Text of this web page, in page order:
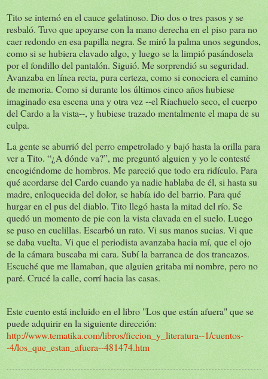
Tito se internó en el cauce gelatinoso. Dio dos o tres pasos y se
resbaló. Tuvo que apoyarse con la mano derecha en el piso para no
caer redondo en esa papilla negra. Se miró la palma unos segundos,
como si se hubiera clavado algo, y luego se la limpió pasándosela
por el fondillo del pantalón. Siguió. Me sorprendió su seguridad.
Avanzaba en línea recta, pura certeza, como si conociera el camino
de memoria. Como si durante los últimos cinco años hubiese
imaginado esa escena una y otra vez --el Riachuelo seco, el cuerpo
del Cardo a la vista--, y hubiese trazado mentalmente el mapa de su
culpa.
La gente se aburrió del perro empetrolado y bajó hasta la orilla para
ver a Tito. “¿A dónde va?”, me preguntó alguien y yo le contesté
encogiéndome de hombros. Me pareció que todo era ridículo. Para
qué acordarse del Cardo cuando ya nadie hablaba de él, si hasta su
madre, enloquecida del dolor, se había ido del barrio. Para qué
hurgar en el pus del diablo. Tito llegó hasta la mitad del río. Se
quedó un momento de pie con la vista clavada en el suelo. Luego
se puso en cuclillas. Escarbó un rato. Vi sus manos sucias. Vi que
se daba vuelta. Vi que el periodista avanzaba hacia mí, que el ojo
de la cámara buscaba mi cara. Subí la barranca de dos trancazos.
Escuché que me llamaban, que alguien gritaba mi nombre, pero no
paré. Crucé la calle, corrí hacia las casas.
Este cuento está incluido en el libro "Los que están afuera" que se
puede adquirir en la siguiente dirección:
http://www.tematika.com/libros/ficcion_y_literatura--1/cuentos-
-4/los_que_estan_afuera--481474.htm